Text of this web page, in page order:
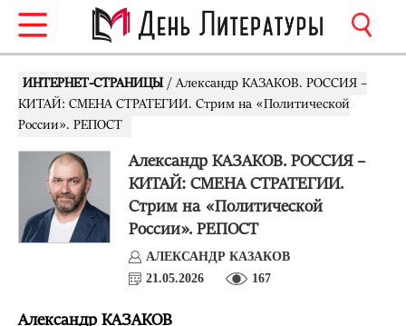
ИНТЕРНЕТ-СТРАНИЦЫ / Александр КАЗАКОВ. РОССИЯ –
КИТАЙ: СМЕНА СТРАТЕГИИ. Стрим на «Политической
России». РЕПОСТ
Александр КАЗАКОВ. РОССИЯ –
КИТАЙ: СМЕНА СТРАТЕГИИ.
Стрим на «Политической
России». РЕПОСТ
АЛЕКСАНДР КАЗАКОВ
21.05.2026
167
Александр КАЗАКОВ